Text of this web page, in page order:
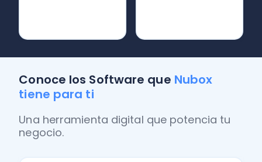
Conoce los Software que Nubox
tiene para ti
Una herramienta digital que potencia tu
negocio.